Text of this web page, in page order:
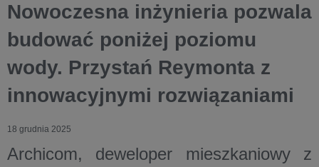
Nowoczesna inżynieria pozwala
budować poniżej poziomu
wody. Przystań Reymonta z
innowacyjnymi rozwiązaniami
18 grudnia 2025
Archicom, deweloper mieszkaniowy z